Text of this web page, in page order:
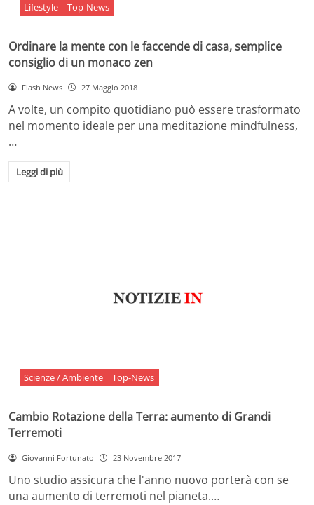
Lifestyle Top-News
Ordinare la mente con le faccende di casa, semplice
consiglio di un monaco zen
Flash News 27 Maggio 2018
A volte, un compito quotidiano può essere trasformato
nel momento ideale per una meditazione mindfulness,
…
Leggi di più
Scienze / Ambiente Top-News
Cambio Rotazione della Terra: aumento di Grandi
Terremoti
Giovanni Fortunato 23 Novembre 2017
Uno studio assicura che l'anno nuovo porterà con se
una aumento di terremoti nel pianeta.…